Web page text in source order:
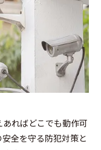
ればどこでも動作可
全を守る防犯対策と